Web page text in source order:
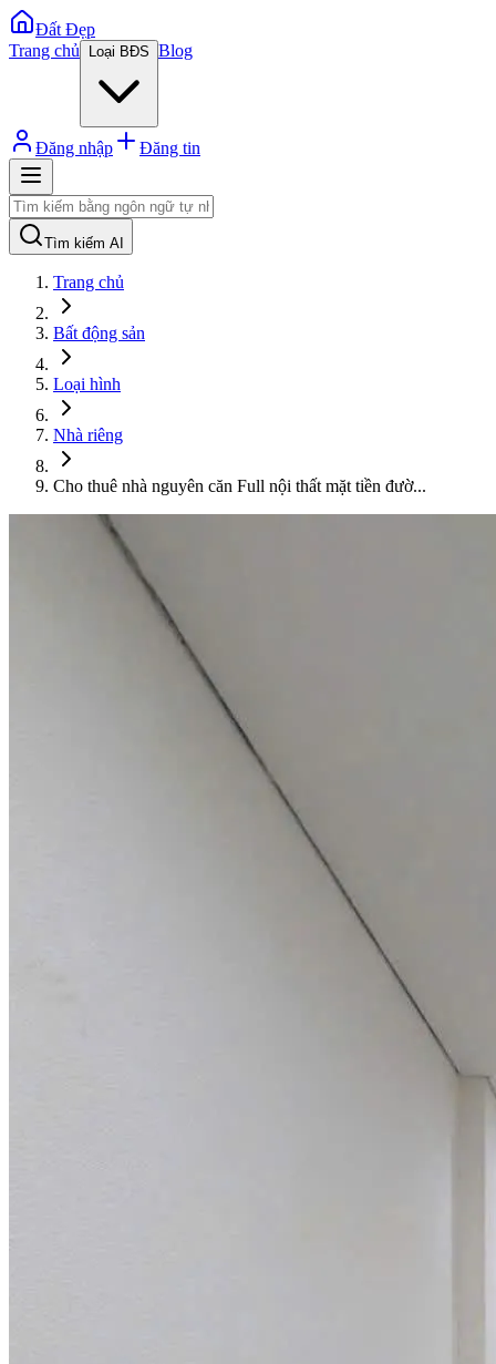
Đất Đẹp
Trang chủ
Loại BĐS Blog
Đăng nhập Đăng tin
Tìm kiếm AI
Trang chủ
Bất động sản
Loại hình
Nhà riêng
Cho thuê nhà nguyên căn Full nội thất mặt tiền đườ...